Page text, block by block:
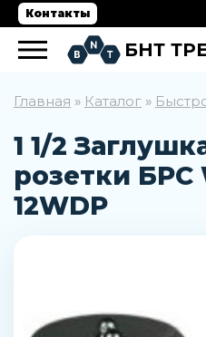
Контакты
БНТ
Главная » Каталог »
1 1/2
розетки БРС
12WDP